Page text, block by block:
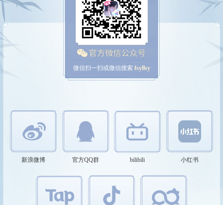
微信扫一扫或微信搜索 fsyllsy
新浪微博 官方QQ群 bilibili 小红书